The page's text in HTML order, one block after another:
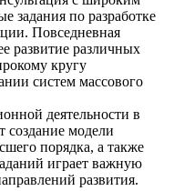
задания по разработке
Повседневная
развитие различных
кругу
систем массового
деятельности в
создание модели
порядка, а также
играет важную
развития.